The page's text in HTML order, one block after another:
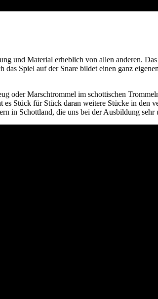
und Material erheblich von allen anderen.
das Spiel auf der Snare bildet einen ganz
oder Marschtrommel im schottischen
Stück für Stück daran weitere Stücke in
in Schottland, die uns bei der Ausbildung sehr